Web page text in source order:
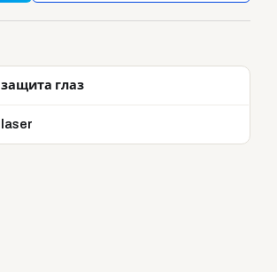
защита глаз
laser